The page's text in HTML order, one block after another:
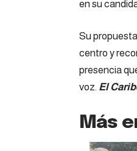
en su
Su
centro y
presencia
voz. El
Más